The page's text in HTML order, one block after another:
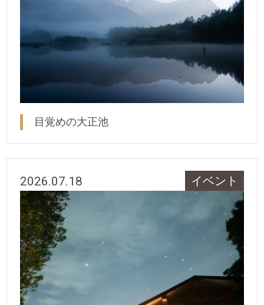
目覚めの大正池
2026.07.18 イベント